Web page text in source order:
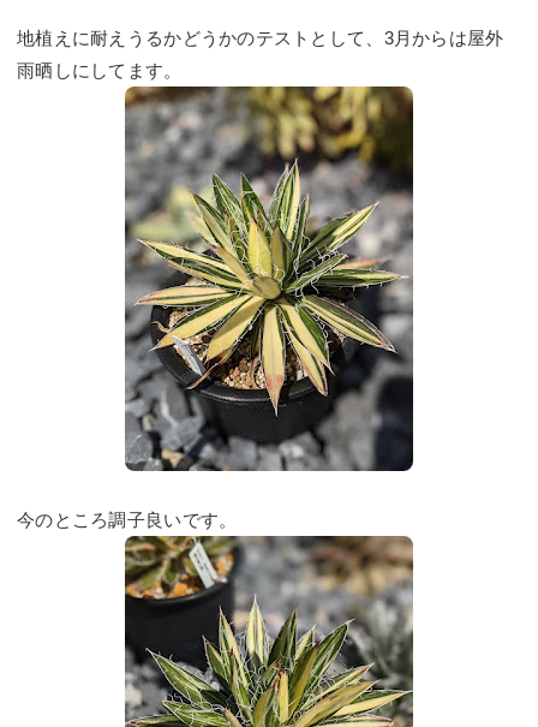
地植えに耐えうるかどうかのテストとして、3月からは屋外
雨晒しにしてます。
今のところ調子良いです。